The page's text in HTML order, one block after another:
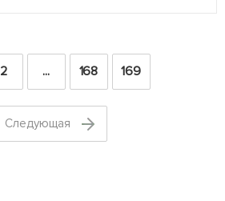
2 ... 168 169
Cледующая